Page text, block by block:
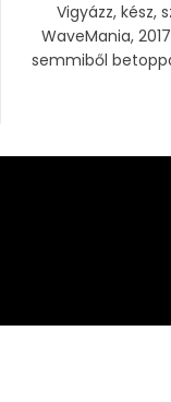
Vigyázz, kész,
WaveMania,
semmiből